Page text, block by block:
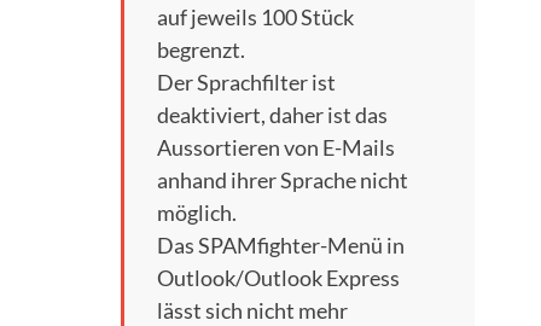
auf jeweils 100 Stück
begrenzt.
Der Sprachfilter ist
deaktiviert, daher ist das
Aussortieren von E-Mails
anhand ihrer Sprache nicht
möglich.
Das SPAMfighter-Menü in
Outlook/Outlook Express
lässt sich nicht mehr